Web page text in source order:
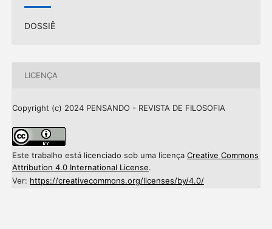
DOSSIÊ
LICENÇA
Copyright (c) 2024 PENSANDO - REVISTA DE FILOSOFIA
Este trabalho está licenciado sob uma licença Creative Commons
Attribution 4.0 International License.
Ver: https://creativecommons.org/licenses/by/4.0/